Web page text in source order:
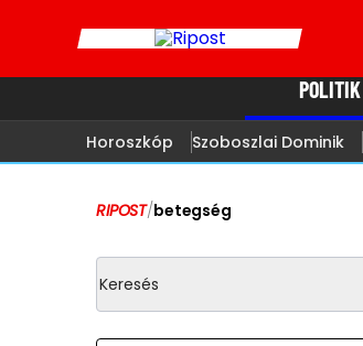
POLITIK
Horoszkóp Szoboszlai Dominik
RIPOST/betegség